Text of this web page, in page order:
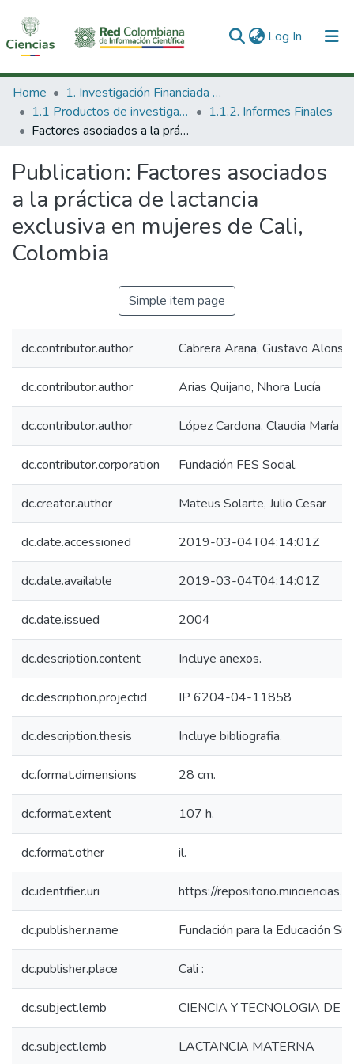
Log In (current)
Communities & Collections
All of DSpace
Home
1. Investigación Financiada con Recursos Públicos
1.1 Productos de investigación
1.1.2. Informes Finales
Factores asociados a la práctica de lactancia exclusiva en mujeres de Cali, Colombia
Publication: Factores asociados
a la práctica de lactancia
exclusiva en mujeres de Cali,
Colombia
Simple item page
dc.contributor.author Cabrera Arana, Gustavo Alonso
dc.contributor.author Arias Quijano, Nhora Lucía
dc.contributor.author López Cardona, Claudia María
dc.contributor.corporation Fundación FES Social.
dc.creator.author Mateus Solarte, Julio Cesar
dc.date.accessioned 2019-03-04T04:14:01Z
dc.date.available 2019-03-04T04:14:01Z
dc.date.issued 2004
dc.description.content Incluye anexos.
dc.description.projectid IP 6204-04-11858
dc.description.thesis Incluye bibliografia.
dc.format.dimensions 28 cm.
dc.format.extent 107 h.
dc.format.other il.
dc.identifier.uri https://
dc.publisher.name Fundación para la Educación
dc.publisher.place Cali :
dc.subject.lemb CIENCIA Y TECNOLOGIA DE
dc.subject.lemb LACTANCIA MATERNA